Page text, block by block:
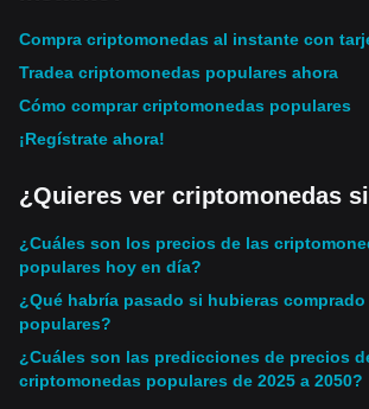
Compra criptomonedas al instante con
Tradea criptomonedas populares ahora
Cómo comprar criptomonedas populares
¡Regístrate ahora!
¿Quieres ver criptomonedas
¿Cuáles son los precios de las
populares hoy en día?
¿Qué habría pasado si hubieras
populares?
¿Cuáles son las predicciones de precios
criptomonedas populares de 2025 a 2050?